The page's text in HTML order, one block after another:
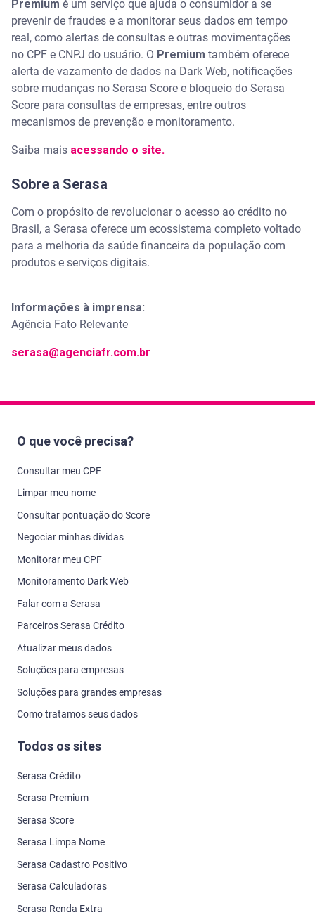
Premium é um serviço que ajuda o consumidor a se
prevenir de fraudes e a monitorar seus dados em tempo
real, como alertas de consultas e outras movimentações
no CPF e CNPJ do usuário. O Premium também oferece
alerta de vazamento de dados na Dark Web, notificações
sobre mudanças no Serasa Score e bloqueio do Serasa
Score para consultas de empresas, entre outros
mecanismos de prevenção e monitoramento.
Saiba mais acessando o site.
Sobre a Serasa
Com o propósito de revolucionar o acesso ao crédito no
Brasil, a Serasa oferece um ecossistema completo voltado
para a melhoria da saúde financeira da população com
produtos e serviços digitais.
Informações à imprensa:
Agência Fato Relevante
serasa@agenciafr.com.br
O que você precisa?
Consultar meu CPF
Limpar meu nome
Consultar pontuação do Score
Negociar minhas dívidas
Monitorar meu CPF
Monitoramento Dark Web
Falar com a Serasa
Parceiros Serasa Crédito
Atualizar meus dados
Soluções para empresas
Soluções para grandes empresas
Como tratamos seus dados
Todos os sites
Serasa Crédito
Serasa Premium
Serasa Score
Serasa Limpa Nome
Serasa Cadastro Positivo
Serasa Calculadoras
Serasa Renda Extra